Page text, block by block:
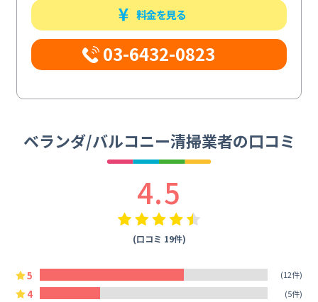
料金を見る
03-6432-0823
ベランダ/バルコニー清掃業者の口コミ
4.5
(口コミ 19件)
5 (12件)
4 (5件)